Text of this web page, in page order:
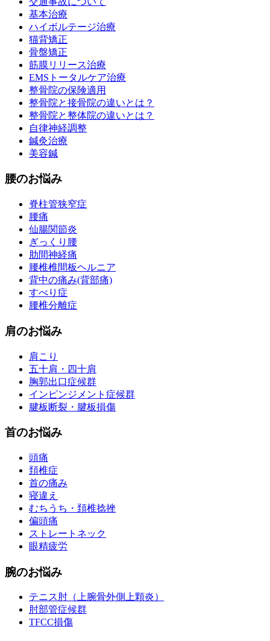
基本治療
ハイボルテージ治療
猫背矯正
骨盤矯正
筋膜リリース治療
EMSトータルケア治療
整骨院の保険適用
整骨院と接骨院の違いとは？
整骨院と整体院の違いとは？
自律神経調整
鍼灸治療
美容鍼
腰のお悩み
脊柱管狭窄症
腰痛
仙腸関節炎
ぎっくり腰
肋間神経痛
腰椎椎間板ヘルニア
背中の痛み(背部痛)
すべり症
腰椎分離症
肩のお悩み
肩こり
五十肩・四十肩
胸郭出口症候群
インピンジメント症候群
腱板断裂・腱板損傷
首のお悩み
頭痛
頚椎症
首の痛み
寝違え
むちうち・頚椎捻挫
偏頭痛
ストレートネック
眼精疲労
腕のお悩み
テニス肘（上腕骨外側上顆炎）
肘部管症候群
TFCC損傷